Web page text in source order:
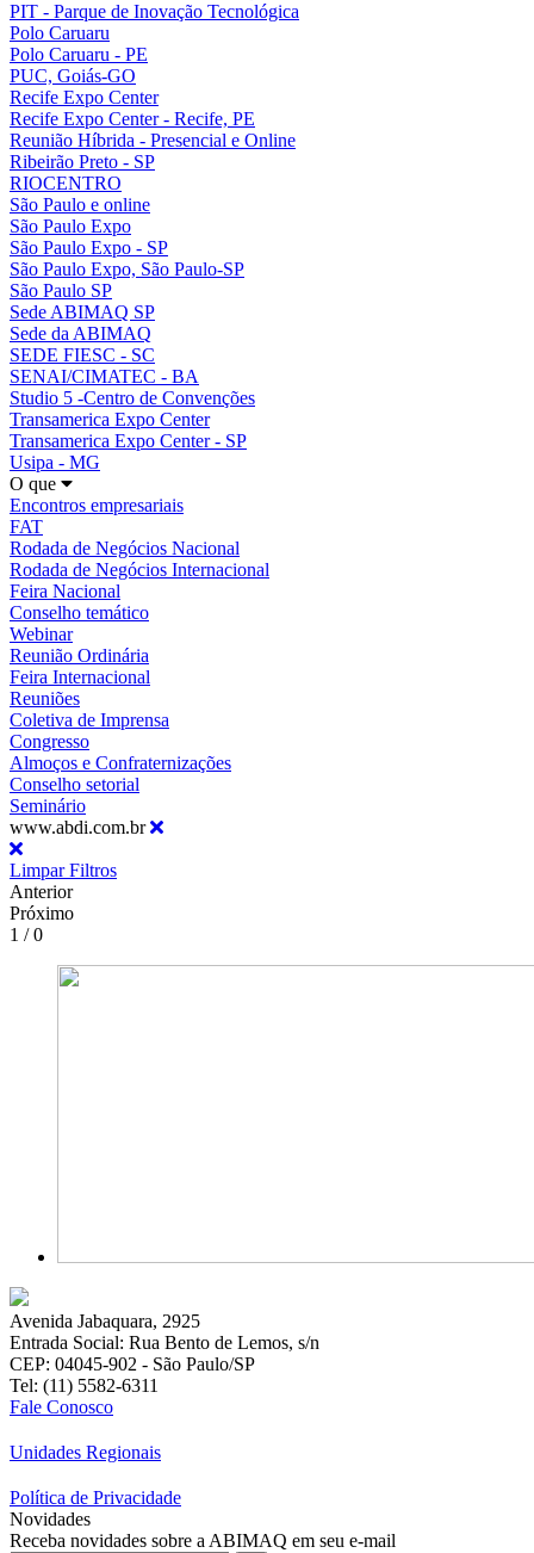
PIT - Parque de Inovação Tecnológica
Polo Caruaru
Polo Caruaru - PE
PUC, Goiás-GO
Recife Expo Center
Recife Expo Center - Recife, PE
Reunião Híbrida - Presencial e Online
Ribeirão Preto - SP
RIOCENTRO
São Paulo e online
São Paulo Expo
São Paulo Expo - SP
São Paulo Expo, São Paulo-SP
São Paulo SP
Sede ABIMAQ SP
Sede da ABIMAQ
SEDE FIESC - SC
SENAI/CIMATEC - BA
Studio 5 -Centro de Convenções
Transamerica Expo Center
Transamerica Expo Center - SP
Usipa - MG
O que
Encontros empresariais
FAT
Rodada de Negócios Nacional
Rodada de Negócios Internacional
Feira Nacional
Conselho temático
Webinar
Reunião Ordinária
Feira Internacional
Reuniões
Coletiva de Imprensa
Congresso
Almoços e Confraternizações
Conselho setorial
Seminário
www.abdi.com.br
Limpar Filtros
Anterior
Próximo
1 / 0
Avenida Jabaquara, 2925
Entrada Social: Rua Bento de Lemos, s/n
CEP: 04045-902 - São Paulo/SP
Tel: (11) 5582-6311
Fale Conosco
Unidades Regionais
Política de Privacidade
Novidades
Receba novidades sobre a ABIMAQ em seu e-mail